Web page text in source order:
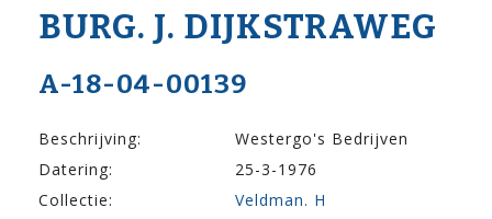
BURG. J. DIJKSTRAWEG
A-18-04-00139
Beschrijving:
Westergo's Bedrijven
Datering:
25-3-1976
Collectie:
Veldman. H